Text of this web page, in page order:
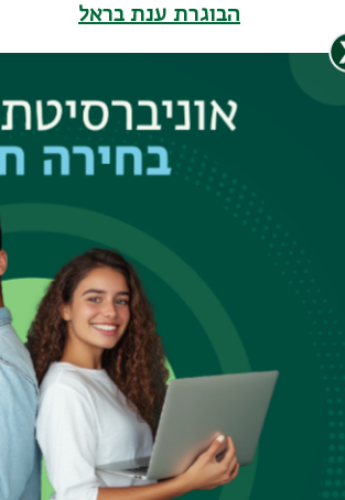
הבוגרת ענת בראל
הבוגרת טל קדוש
הבוגר גיא דנה
הבוגרת ריטה אוסטראומוב
הבוגרת נועה פרנקו-אוחנה
הבוגרת אילנה לייטמן
הבוגרת סמדר ברכה
הבוגרת שרה סלין שטרית